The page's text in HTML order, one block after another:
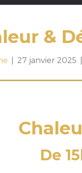
&
27 janvier 2025
De